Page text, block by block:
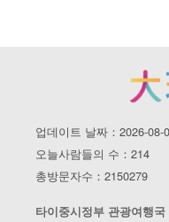
업데이트 날짜：2026-08-
오늘사람들의 수：214
총방문자수：2150279
타이중시정부 관광여행국